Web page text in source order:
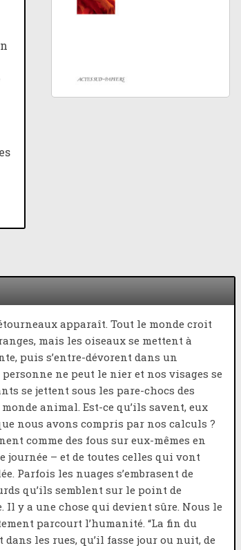
apparaît. Tout le monde croit
mais les oiseaux se mettent à
puis s’entre-dévorent dans un
ne peut le nier et nos visages se
se jettent sous les pare-chocs des
animal. Est-ce qu’ils savent, eux
nous avons compris par nos calculs ?
comme des fous sur eux-mêmes en
journée – et de toutes celles qui vont
Parfois les nuages s’embrasent de
qu’ils semblent sur le point de
Il y a une chose qui devient sûre. Nous le
parcourt l’humanité. “La fin du
les rues, qu’il fasse jour ou nuit, de